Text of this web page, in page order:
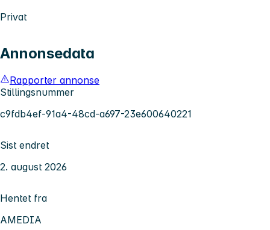
Privat
Annonsedata
Rapporter annonse
Stillingsnummer
c9fdb4ef-91a4-48cd-a697-23e600640221
Sist endret
2. august 2026
Hentet fra
AMEDIA